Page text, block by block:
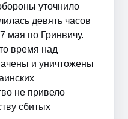
уточнило
девять часов
мая по Гринвичу.
время над
и уничтожены
не привело
сбитых